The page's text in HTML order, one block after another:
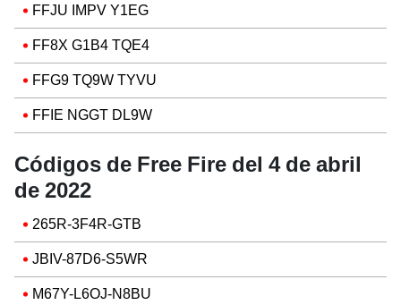
FFJU IMPV Y1EG
FF8X G1B4 TQE4
FFG9 TQ9W TYVU
FFIE NGGT DL9W
Códigos de Free Fire del 4 de abril
de 2022
265R-3F4R-GTB
JBIV-87D6-S5WR
M67Y-L6OJ-N8BU